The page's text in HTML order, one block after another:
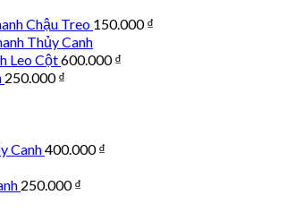
Chậu Treo 150.000₫
Thủy Canh
Leo Cột600.000₫
250.000₫
Canh400.000₫
250.000₫